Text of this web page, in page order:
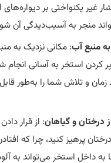
غیر یکنواختی بر
منجر به آسیب‌دیدگی آن
منبع آب: مکانی نزدیک به
کردن استخر به آسانی انجام
زمان و تلاش شما را به‌طور
درختان و گیاهان: از قرار
پرهیز کنید، چرا که
داخل استخر می‌تواند به